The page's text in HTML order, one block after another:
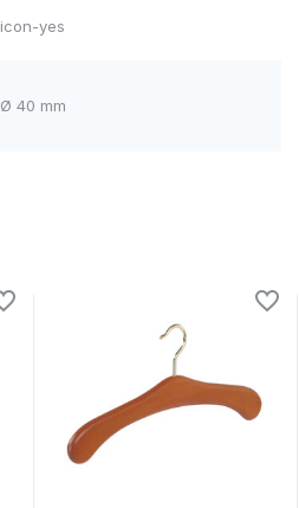
icon-yes
Ø 40 mm